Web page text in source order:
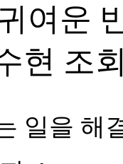
여운
현 조
일을 해